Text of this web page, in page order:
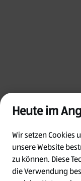
Heute im
Wir setzen Cookies
unsere Website
zu können. Diese
die Verwendung